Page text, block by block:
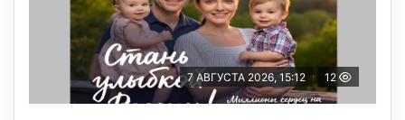
7 АВГУСТА 2026, 15:12 12